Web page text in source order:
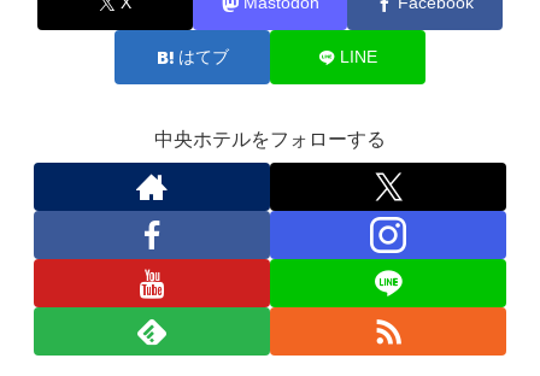
はてブ LINE
中央ホテルをフォローする